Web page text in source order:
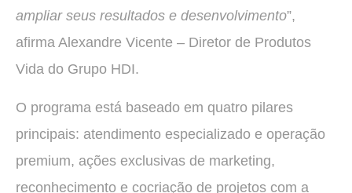
ampliar seus resultados e desenvolvimento”,
afirma Alexandre Vicente – Diretor de Produtos
Vida do Grupo HDI.
O programa está baseado em quatro pilares
principais: atendimento especializado e operação
premium, ações exclusivas de marketing,
reconhecimento e cocriação de projetos com a